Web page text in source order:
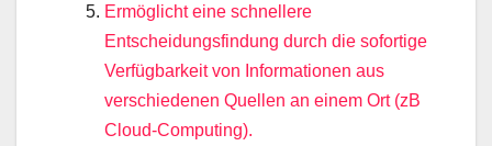
Ermöglicht eine schnellere
Entscheidungsfindung durch die sofortige
Verfügbarkeit von Informationen aus
verschiedenen Quellen an einem Ort (zB
Cloud-Computing).